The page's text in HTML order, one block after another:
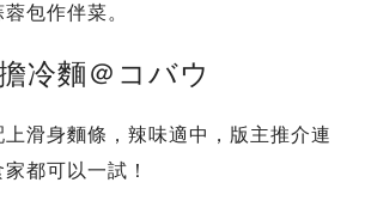
包作伴菜。
冷麵＠コバウ
滑身麵條，辣味適中，版主推介連
都可以一試！